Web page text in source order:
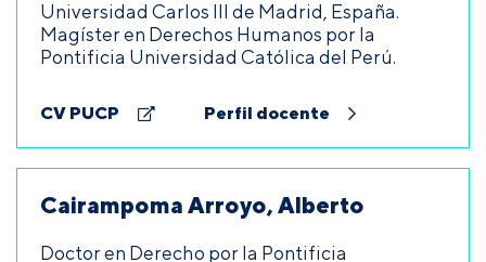
Universidad Carlos III de Madrid, España.
Magíster en Derechos Humanos por la
Pontificia Universidad Católica del Perú.
CV PUCP Perfil docente
Cairampoma Arroyo, Alberto
Doctor en Derecho por la Pontificia